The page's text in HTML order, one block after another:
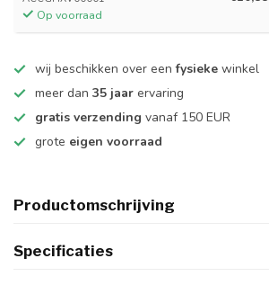
Op voorraad
wij beschikken over eenfysieke winkel
meer dan 35 jaar ervaring
gratis verzending vanaf 150 EUR
grote eigen voorraad
Productomschrijving
Specificaties